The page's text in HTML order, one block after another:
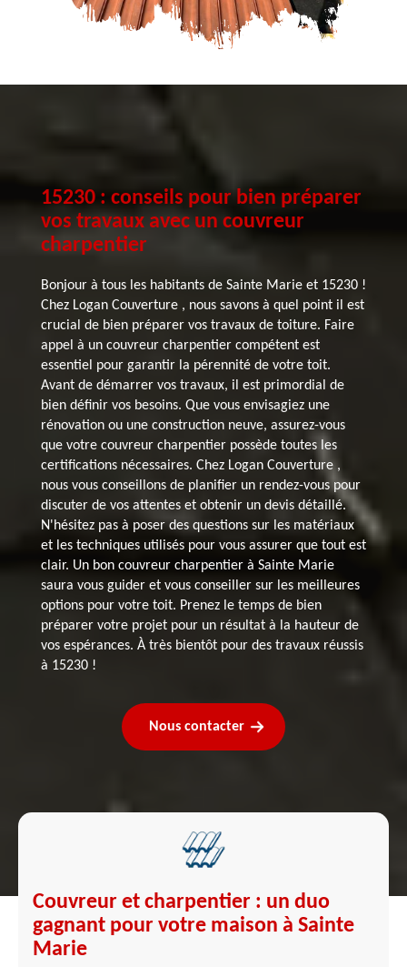
15230 : conseils pour bien préparer
vos travaux avec un couvreur
charpentier
Bonjour à tous les habitants de Sainte Marie et 15230 !
Chez Logan Couverture , nous savons à quel point il est
crucial de bien préparer vos travaux de toiture. Faire
appel à un couvreur charpentier compétent est
essentiel pour garantir la pérennité de votre toit.
Avant de démarrer vos travaux, il est primordial de
bien définir vos besoins. Que vous envisagiez une
rénovation ou une construction neuve, assurez-vous
que votre couvreur charpentier possède toutes les
certifications nécessaires. Chez Logan Couverture ,
nous vous conseillons de planifier un rendez-vous pour
discuter de vos attentes et obtenir un devis détaillé.
N'hésitez pas à poser des questions sur les matériaux
et les techniques utilisés pour vous assurer que tout est
clair. Un bon couvreur charpentier à Sainte Marie
saura vous guider et vous conseiller sur les meilleures
options pour votre toit. Prenez le temps de bien
préparer votre projet pour un résultat à la hauteur de
vos espérances. À très bientôt pour des travaux réussis
à 15230 !
Nous contacter
Couvreur et charpentier : un duo
gagnant pour votre maison à Sainte
Marie